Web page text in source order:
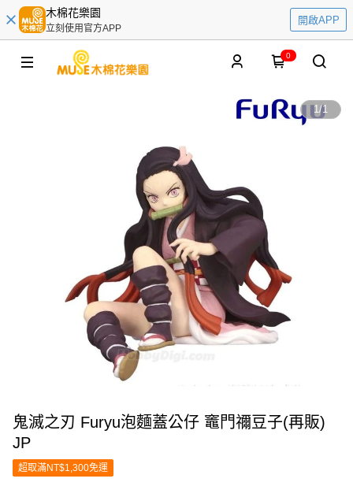
木棉花樂園
立刻使用官方APP
開啟APP
0
1/1
鬼滅之刃 Furyu泡麵蓋公仔 竈門禰豆子(再販)
JP
超取滿NT$1,300免運